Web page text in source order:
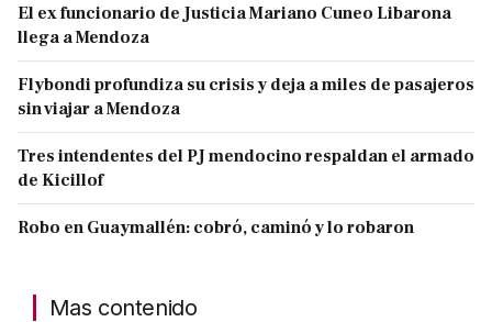
El ex funcionario de Justicia Mariano Cuneo Libarona
llega a Mendoza
Flybondi profundiza su crisis y deja a miles de pasajeros
sin viajar a Mendoza
Tres intendentes del PJ mendocino respaldan el armado
de Kicillof
Robo en Guaymallén: cobró, caminó y lo robaron
Mas contenido